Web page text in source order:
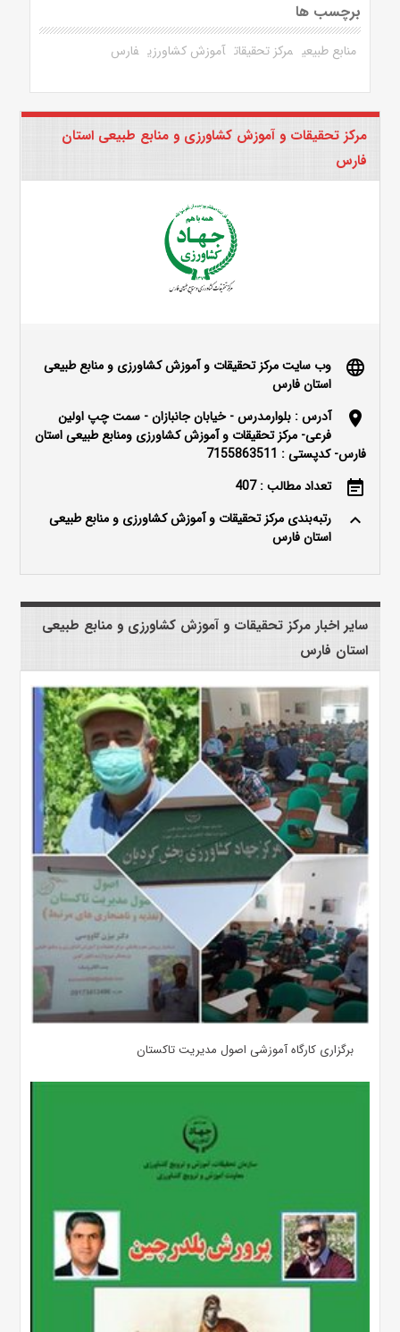
برچسب ها
منابع طبیعی مرکز تحقیقات آموزش کشاورزی فارس
مرکز تحقیقات و آموزش کشاورزی و منابع طبیعی استان
فارس
language
وب سایت مرکز تحقیقات و آموزش کشاورزی و منابع طبیعی
استان فارس
location_on
آدرس : بلوارمدرس - خیابان جانبازان - سمت چپ اولین
فرعی- مرکز تحقیقات و آموزش کشاورزی ومنابع طبیعی استان
فارس- کدپستی : 7155863511
event_note تعداد مطالب : 407
keyboard_arrow_up
رتبه‌بندی مرکز تحقیقات و آموزش کشاورزی و منابع طبیعی
استان فارس
سایر اخبار مرکز تحقیقات و آموزش کشاورزی و منابع طبیعی
استان فارس
برگزاری کارگاه آموزشی اصول مدیریت تاکستان